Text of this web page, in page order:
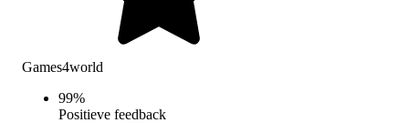
Games4world
99%
Positieve feedback